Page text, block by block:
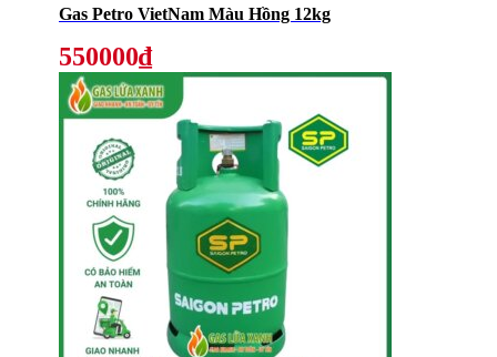
Gas Petro VietNam Màu Hồng 12kg
550000₫